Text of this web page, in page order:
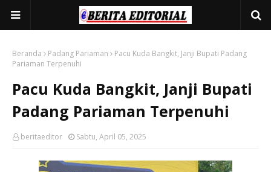
Beranda Padang Pariaman
Pacu Kuda Bangkit, Janji Bupati Padang
Pariaman Terpenuhi
Pacu Kuda Bangkit, Janji Bupati
Padang Pariaman Terpenuhi
beritaeditor Sabtu, April 05, 2025